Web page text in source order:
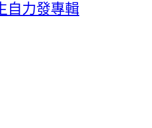
自力發專輯